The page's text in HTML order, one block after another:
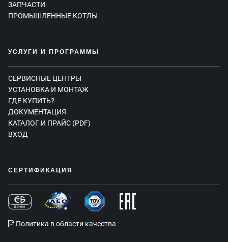
ЗАПЧАСТИ
ПРОМЫШЛЕННЫЕ КОТЛЫ
УСЛУГИ И ПРОГРАММЫ
СЕРВИСНЫЕ ЦЕНТРЫ
УСТАНОВКА И МОНТАЖ
ГДЕ КУПИТЬ?
ДОКУМЕНТАЦИЯ
КАТАЛОГ И ПРАЙС (PDF)
ВХОД
СЕРТИФИКАЦИЯ
Политика в области качества